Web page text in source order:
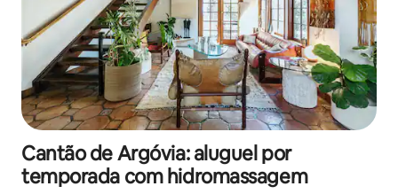
Cantão de Argóvia: aluguel por
temporada com hidromassagem